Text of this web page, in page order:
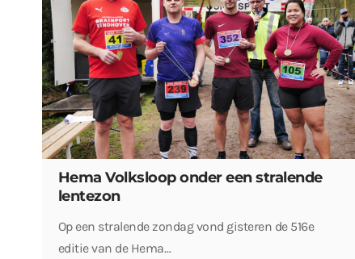
Hema Volksloop onder een stralende
lentezon
Op een stralende zondag vond gisteren de 516e
editie van de Hema…